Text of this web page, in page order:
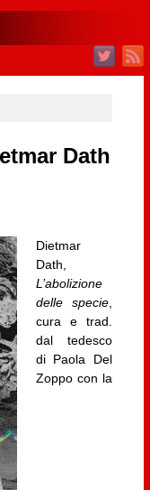
Dath
Dietmar
Dath,
L’abolizione
delle specie,
cura e trad.
dal tedesco
di Paola Del
Zoppo con la